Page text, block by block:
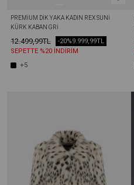
PREMIUM DIK YAKA KADIN REX SUNI
KÜRK KABAN GRI
12.499,99TL 9.999,99TL
-20%
SEPETTE %20 İNDİRİM
+5